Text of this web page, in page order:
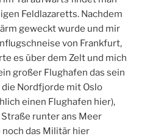
Feldlazaretts. Nachdem
geweckt wurde und mir
von Frankfurt,
es über dem Zelt und mich
großer Flughafen das sein
die Nordfjorde mit Oslo
einen Flughafen hier),
runter ans Meer
das Militär hier